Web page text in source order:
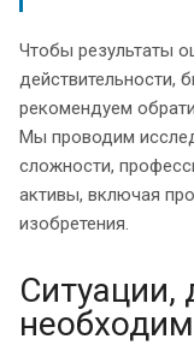
Чтобы результаты
действительности,
рекомендуем
Мы проводим
сложности,
активы, включая
изобретения.
Ситуации,